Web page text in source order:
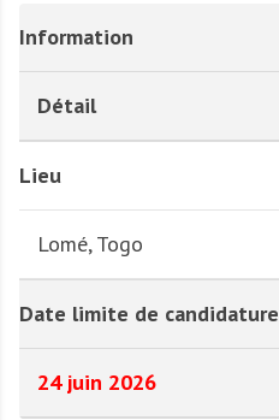
Information
Détail
Lieu
Lomé, Togo
Date limite de candidature
24 juin 2026